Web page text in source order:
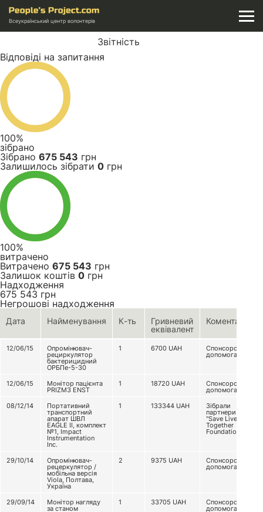
Всеукраїнський центр волонтерів
Звітність
Відповіді на запитання
100%
зібрано
Зібрано 675 543 грн
Залишилось зібрати 0 грн
100%
витрачено
Витрачено 675 543 грн
Залишок коштів 0 грн
Надходження
675 543 грн
Негрошові надходження
Дата Найменування К-ть
Гривневий
еквівалент
Коментар
12/06/15 Опромінювач-
рециркулятор
бактерицидний
ОРБПе-5-30
1 6700 UAH Спонсорська
допомога
12/06/15 Монітор пацієнта
PRIZM3 ENST
1 18720 UAH Спонсорська
допомога
08/12/14
Портативний
транспортний
апарат ШВЛ
EAGLE II, комплект
№1, Impact
Instrumentation
Inc.
1 133344 UAH Зібрали
партнери з
"Save Lives
Together
Foundation"
29/10/14 Опромінювач-
рецеркулятор /
мобільна версія
Viola, Полтава,
Україна
2 9375 UAH Спонсорська
допомога
29/09/14 Монітор нагляду
за станом
1 33705 UAH Спонсорська
допомога